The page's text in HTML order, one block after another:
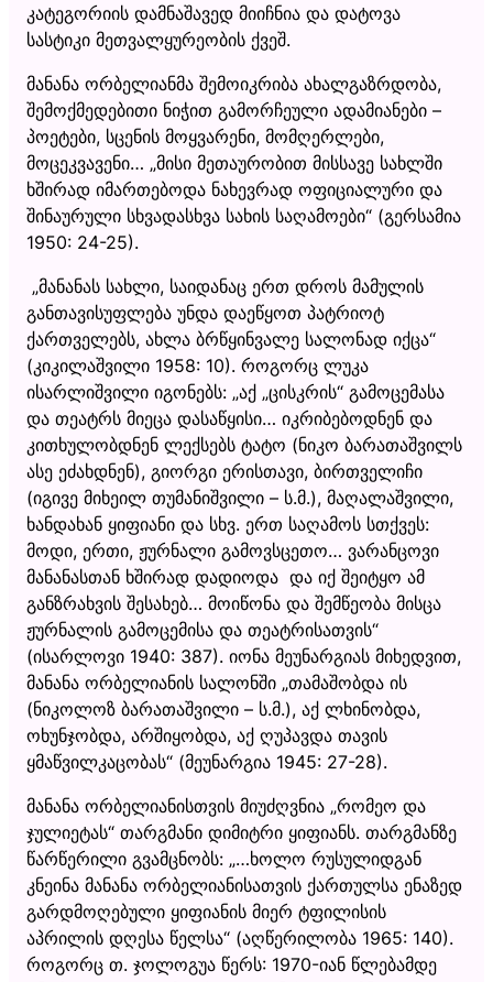
კატეგორიის დამნაშავედ მიიჩნია და დატოვა
სასტიკი მეთვალყურეობის ქვეშ.
მანანა ორბელიანმა შემოიკრიბა ახალგაზრდობა,
შემოქმედებითი ნიჭით გამორჩეული ადამიანები –
პოეტები, სცენის მოყვარენი, მომღერლები,
მოცეკვავენი… „მისი მეთაურობით მისსავე სახლში
ხშირად იმართებოდა ნახევრად ოფიციალური და
შინაურული სხვადასხვა სახის საღამოები“ (გერსამია
1950: 24-25).
„მანანას სახლი, საიდანაც ერთ დროს მამულის
განთავისუფლება უნდა დაეწყოთ პატრიოტ
ქართველებს, ახლა ბრწყინვალე სალონად იქცა“
(კიკილაშვილი 1958: 10). როგორც ლუკა
ისარლიშვილი იგონებს: „აქ „ცისკრის“ გამოცემასა
და თეატრს მიეცა დასაწყისი… იკრიბებოდნენ და
კითხულობდნენ ლექსებს ტატო (ნიკო ბარათაშვილს
ასე ეძახდნენ), გიორგი ერისთავი, ბირთველიჩი
(იგივე მიხეილ თუმანიშვილი – ს.მ.), მაღალაშვილი,
ხანდახან ყიფიანი და სხვ. ერთ საღამოს სთქვეს:
მოდი, ერთი, ჟურნალი გამოვსცეთო… ვარანცოვი
მანანასთან ხშირად დადიოდა და იქ შეიტყო ამ
განზრახვის შესახებ… მოიწონა და შემწეობა მისცა
ჟურნალის გამოცემისა და თეატრისათვის“
(ისარლოვი 1940: 387). იონა მეუნარგიას მიხედვით,
მანანა ორბელიანის სალონში „თამაშობდა ის
(ნიკოლოზ ბარათაშვილი – ს.მ.), აქ ლხინობდა,
ოხუნჯობდა, არშიყობდა, აქ ღუპავდა თავის
ყმაწვილკაცობას“ (მეუნარგია 1945: 27-28).
მანანა ორბელიანისთვის მიუძღვნია „რომეო და
ჯულიეტას“ თარგმანი დიმიტრი ყიფიანს. თარგმანზე
წარწერილი გვამცნობს: „…ხოლო რუსულიდგან
კნეინა მანანა ორბელიანისათვის ქართულსა ენაზედ
გარდმოღებული ყიფიანის მიერ ტფილისის
აპრილის დღესა წელსა“ (აღწერილობა 1965: 140).
როგორც თ. ჯოლოგუა წერს: 1970-იან წლებამდე